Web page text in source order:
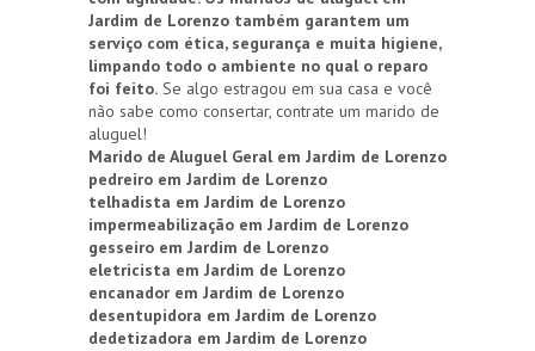
Jardim de Lorenzo também garantem um
serviço com ética, segurança e muita higiene,
limpando todo o ambiente no qual o reparo
foi feito. Se algo estragou em sua casa e você
não sabe como consertar, contrate um marido de
aluguel!
Marido de Aluguel Geral em Jardim de Lorenzo
pedreiro em Jardim de Lorenzo
telhadista em Jardim de Lorenzo
impermeabilização em Jardim de Lorenzo
gesseiro em Jardim de Lorenzo
eletricista em Jardim de Lorenzo
encanador em Jardim de Lorenzo
desentupidora em Jardim de Lorenzo
dedetizadora em Jardim de Lorenzo